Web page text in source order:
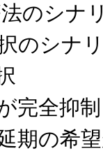
のシナ
のシナ
完全抑
期の希